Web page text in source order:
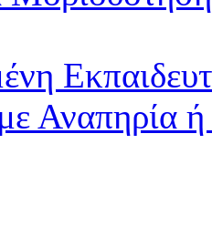
Αναπηρία ή /